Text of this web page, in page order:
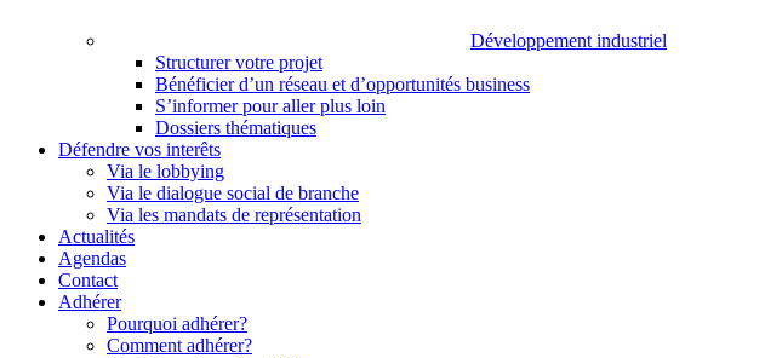
Développement industriel
Structurer votre projet
Bénéficier d’un réseau et d’opportunités business
S’informer pour aller plus loin
Dossiers thématiques
Défendre vos interêts
Via le lobbying
Via le dialogue social de branche
Via les mandats de représentation
Actualités
Agendas
Contact
Adhérer
Pourquoi adhérer?
Comment adhérer?